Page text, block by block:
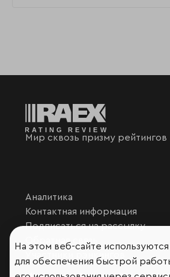
Мир сквозь призму рейтингов
Аналитика
Контактная информация
Подписаться на рассылку
Обратная связь
Участники рэнкингов
На этом веб-сайте используются
для обеспечения быстрой